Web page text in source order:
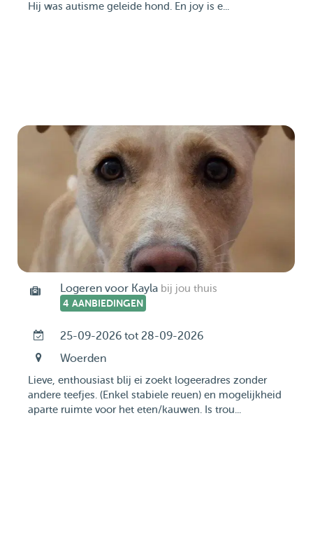
Hij was autisme geleide hond. En joy is e...
Logeren voor Kayla bij jou thuis
4 AANBIEDINGEN
25-09-2026 tot 28-09-2026
Woerden
Lieve, enthousiast blij ei zoekt logeeradres zonder
andere teefjes. (Enkel stabiele reuen) en mogelijkheid
aparte ruimte voor het eten/kauwen. Is trou...